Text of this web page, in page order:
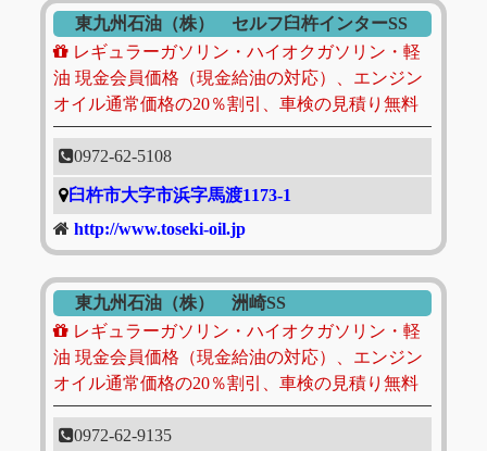
東九州石油（株） セルフ臼杵インターSS
レギュラーガソリン・ハイオクガソリン・軽
油 現金会員価格（現金給油の対応）、エンジン
オイル通常価格の20％割引、車検の見積り無料
0972-62-5108
臼杵市大字市浜字馬渡1173-1
http://www.toseki-oil.jp
東九州石油（株） 洲崎SS
レギュラーガソリン・ハイオクガソリン・軽
油 現金会員価格（現金給油の対応）、エンジン
オイル通常価格の20％割引、車検の見積り無料
0972-62-9135